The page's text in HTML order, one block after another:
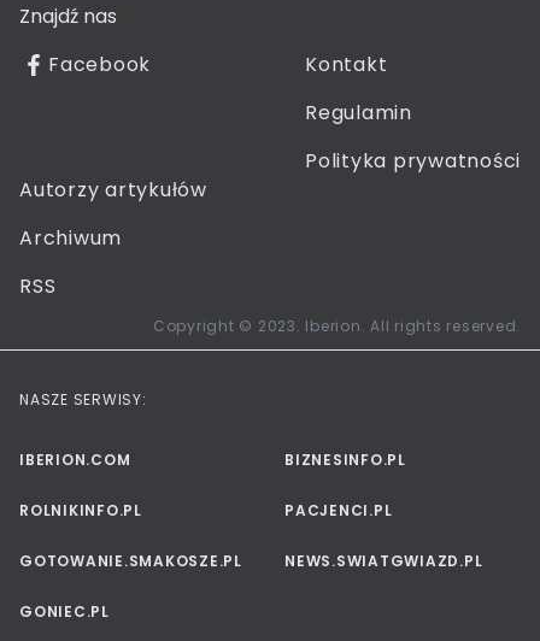
Znajdź nas
Facebook
Kontakt
Regulamin
Polityka prywatności
Autorzy artykułów
Archiwum
RSS
Copyright © 2023. Iberion. All rights reserved.
NASZE SERWISY:
IBERION.COM BIZNESINFO.PL
ROLNIKINFO.PL PACJENCI.PL
GOTOWANIE.SMAKOSZE.PL NEWS.SWIATGWIAZD.PL
GONIEC.PL